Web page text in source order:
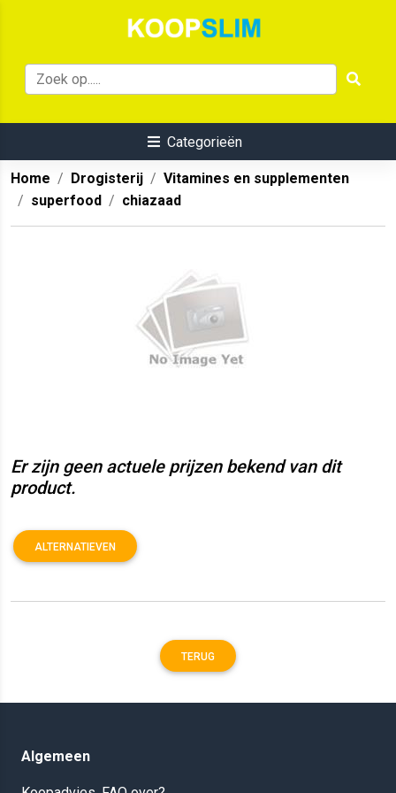
Categorieën
Home Drogisterij
Vitamines en supplementen
superfood
chiazaad
Er zijn geen actuele prijzen bekend van dit
product.
ALTERNATIEVEN
TERUG
Algemeen